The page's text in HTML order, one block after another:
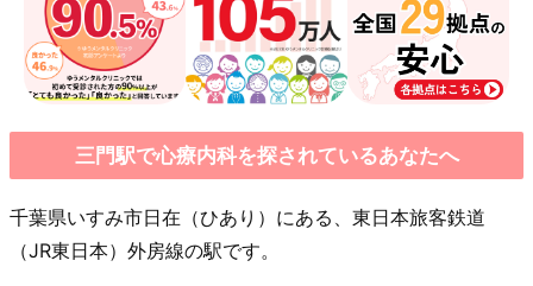
三門駅で心療内科を探されているあなたへ
千葉県いすみ市日在（ひあり）にある、東日本旅客鉄道
（JR東日本）外房線の駅です。